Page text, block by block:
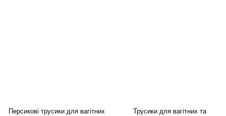
Персикові трусики для вагітних
Трусики для вагітних та